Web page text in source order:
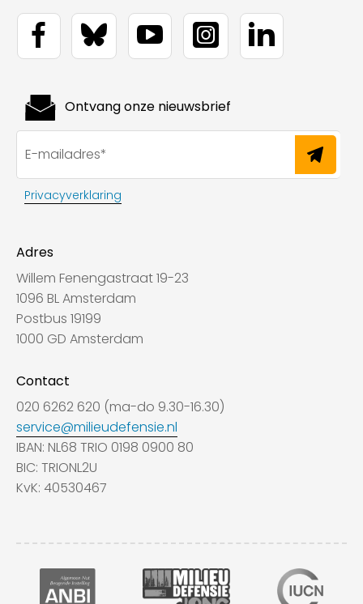
Adres
Willem Fenengastraat 19-23
1096 BL Amsterdam
Postbus 19199
1000 GD Amsterdam
Contact
020 6262 620 (ma-do 9.30-16.30)
service@milieudefensie.nl
IBAN: NL68 TRIO 0198 0900 80
BIC: TRIONL2U
KvK: 40530467
Ontvang onze nieuwsbrief
Privacyverklaring